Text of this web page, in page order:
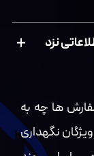
نزد
ها چه به
نگهداری